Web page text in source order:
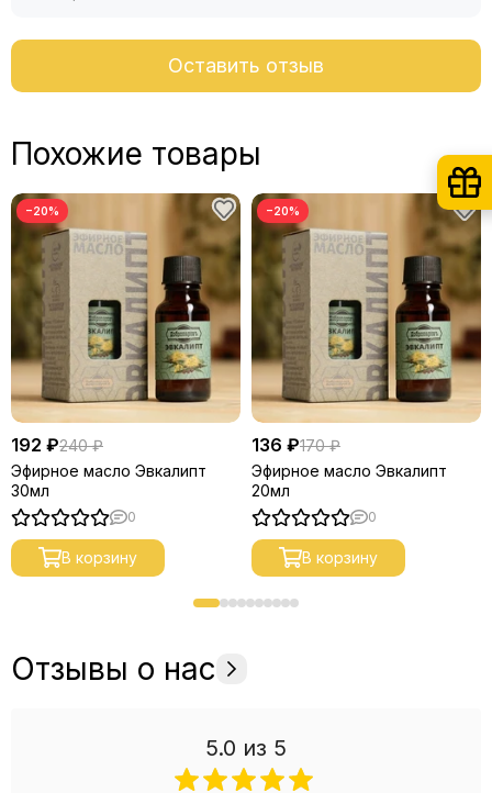
Оставить отзыв
Похожие товары
−20%
192 ₽240 ₽
Эфирное масло Эвкалипт
30мл
0
В корзину
−20%
136 ₽170 ₽
Эфирное масло Эвкалипт
20мл
0
В корзину
Отзывы о нас
5.0 из 5